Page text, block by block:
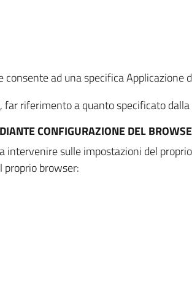
ad una specifica Applicazione
riferimento a quanto specificato
CONFIGURAZIONE DEL
intervenire sulle impostazioni del
proprio browser: